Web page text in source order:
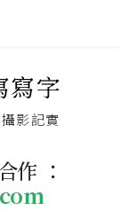
寫字
影記實
作 ：